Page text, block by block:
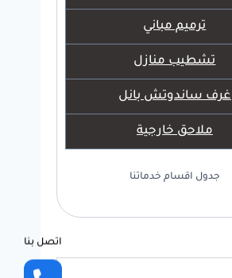
ترميم مباني
تشطيب منازل
غرف ساندوتش بانل
ملاحق خارجية
جدول اقسام خدماتنا
اتصل بنا